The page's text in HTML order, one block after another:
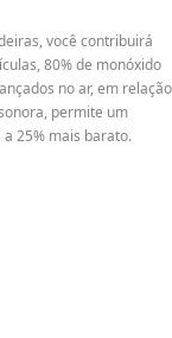
você contribuirá
80% de monóxido
no ar, em relação
permite um
25% mais barato.